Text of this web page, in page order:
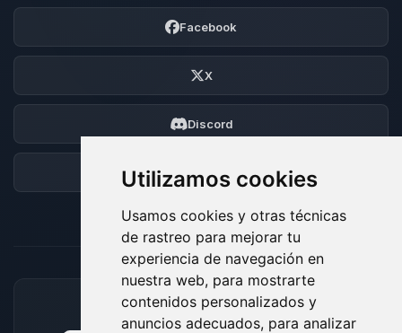
Utilizamos cookies
Usamos cookies y otras técnicas
de rastreo para mejorar tu
experiencia de navegación en
nuestra web, para mostrarte
contenidos personalizados y
anuncios adecuados, para analizar
Facebook
X
Discord
Foro
MÉTODOS DE PAGO ACEPTADOS